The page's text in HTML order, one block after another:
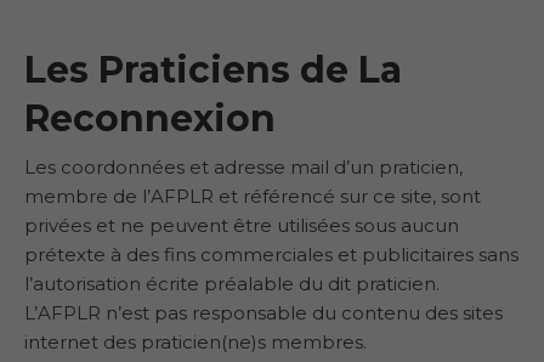
Les Praticiens de La
Reconnexion
Les coordonnées et adresse mail d’un praticien,
membre de l’AFPLR et référencé sur ce site, sont
privées et ne peuvent être utilisées sous aucun
prétexte à des fins commerciales et publicitaires sans
l’autorisation écrite préalable du dit praticien.
L’AFPLR n’est pas responsable du contenu des sites
internet des praticien(ne)s membres.